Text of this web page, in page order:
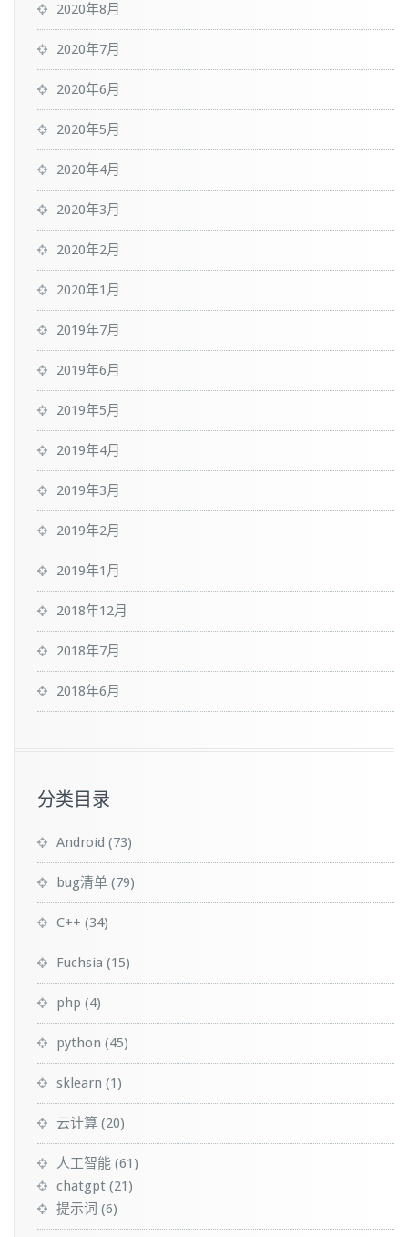
2020年8月
2020年7月
2020年6月
2020年5月
2020年4月
2020年3月
2020年2月
2020年1月
2019年7月
2019年6月
2019年5月
2019年4月
2019年3月
2019年2月
2019年1月
2018年12月
2018年7月
2018年6月
分类目录
Android (73)
bug清单 (79)
C++ (34)
Fuchsia (15)
php (4)
python (45)
sklearn (1)
云计算 (20)
人工智能 (61)
chatgpt (21)
提示词 (6)